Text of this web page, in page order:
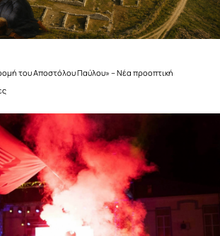
του Αποστόλου Παύλου» – Νέα προοπτική